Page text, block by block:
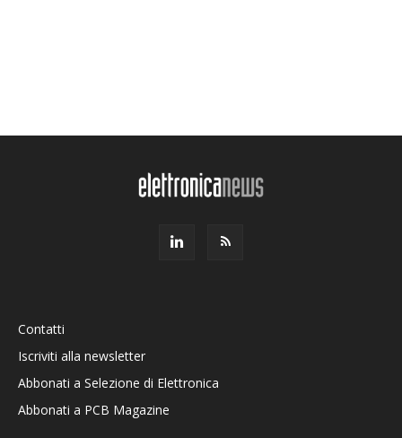
Contatti
Iscriviti alla newsletter
Abbonati a Selezione di Elettronica
Abbonati a PCB Magazine